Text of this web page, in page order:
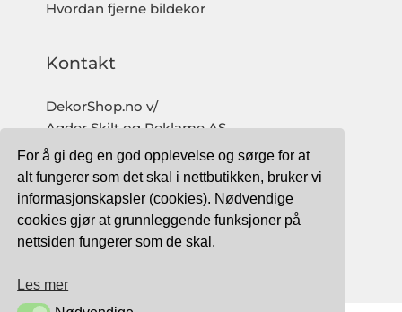
For å gi deg en god opplevelse og sørge for at
alt fungerer som det skal i nettbutikken, bruker vi
informasjonskapsler (cookies). Nødvendige
cookies gjør at grunnleggende funksjoner på
nettsiden fungerer som de skal.
Les mer
Hvordan fjerne bildekor
Kontakt
DekorShop.no v/
Agder Skilt og Reklame AS
Org. nr: 997 633 016 MVA
salg@dekorshop.no
Tlf: 959 32 123
09.00 - 16.00